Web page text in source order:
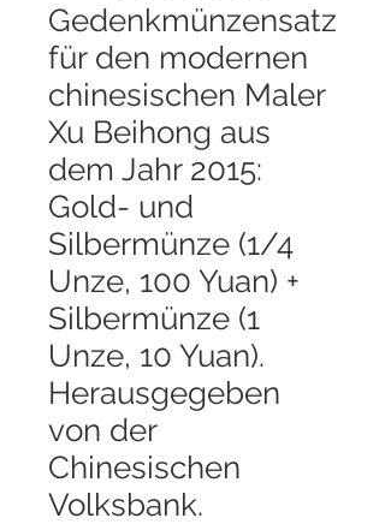
Gedenkmünzensatz
für den modernen
chinesischen Maler
Xu Beihong aus
dem Jahr 2015:
Gold- und
Silbermünze (1/4
Unze, 100 Yuan) +
Silbermünze (1
Unze, 10 Yuan).
Herausgegeben
von der
Chinesischen
Volksbank.